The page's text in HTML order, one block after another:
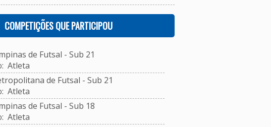
COMPETIÇÕES QUE PARTICIPOU
de Futsal - Sub 21
Atleta
de Futsal - Sub 21
Atleta
de Futsal - Sub 18
Atleta